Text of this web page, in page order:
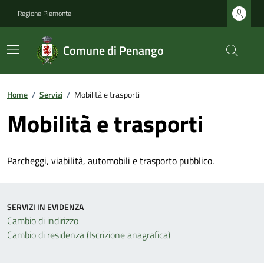
Regione Piemonte
Comune di Penango
Home / Servizi / Mobilità e trasporti
Mobilità e trasporti
Parcheggi, viabilità, automobili e trasporto pubblico.
SERVIZI IN EVIDENZA
Cambio di indirizzo
Cambio di residenza (Iscrizione anagrafica)